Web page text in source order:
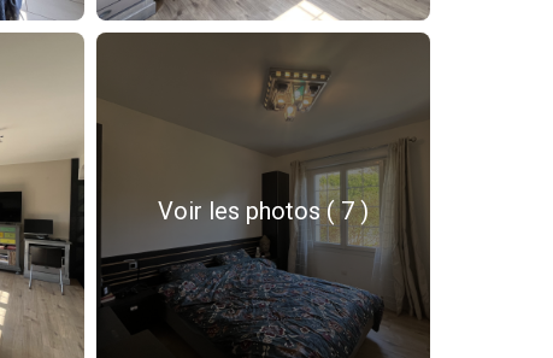
Voir les photos ( 7 )